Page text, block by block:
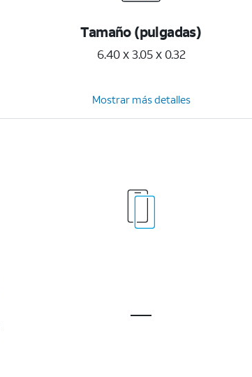
Tamaño (pulgadas)
6.40 x 3.05 x 0.32
Mostrar más detalles